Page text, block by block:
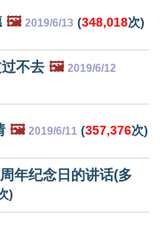
🖼️ 2019/6/13 (348,018次)
不去 🖼️ 2019/6/12
🖼️ 2019/6/11 (357,376次)
年纪念日的讲话(多
)